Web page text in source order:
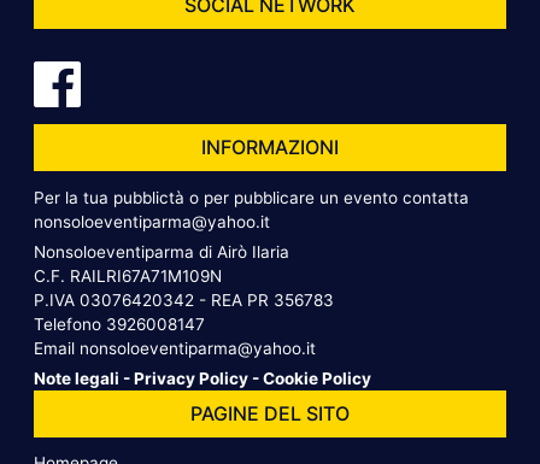
SOCIAL NETWORK
INFORMAZIONI
Per la tua pubblictà o per pubblicare un evento contatta
nonsoloeventiparma@yahoo.it
Nonsoloeventiparma di Airò Ilaria
C.F. RAILRI67A71M109N
P.IVA 03076420342 - REA PR 356783
Telefono 3926008147
Email nonsoloeventiparma@yahoo.it
Note legali -Privacy Policy -Cookie Policy
PAGINE DEL SITO